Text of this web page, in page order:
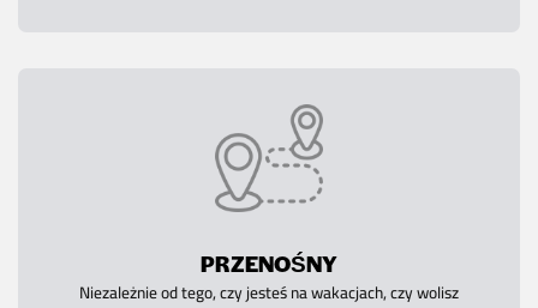
PRZENOŚNY
Niezależnie od tego, czy jesteś na wakacjach, czy wolisz